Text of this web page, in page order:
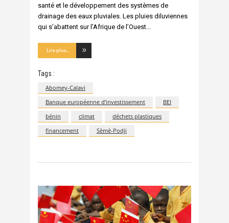
santé et le développement des systèmes de
drainage des eaux pluviales. Les pluies diluviennes
qui s’abattent sur l'Afrique de l’Ouest
Lire plus...
Tags :
Abomey-Calavi
Banque européenne d’investissement
BEI
bénin
climat
déchets plastiques
financement
Sèmè-Podji